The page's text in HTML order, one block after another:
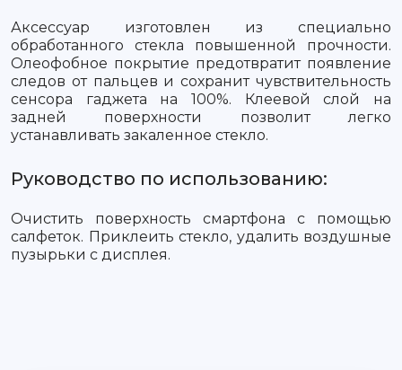
Аксессуар изготовлен из специально
обработанного стекла повышенной прочности.
Олеофобное покрытие предотвратит появление
следов от пальцев и сохранит чувствительность
сенсора гаджета на 100%. Клеевой слой на
задней поверхности позволит легко
устанавливать закаленное стекло.
Руководство по использованию:
Очистить поверхность смартфона с помощью
салфеток. Приклеить стекло, удалить воздушные
пузырьки с дисплея.